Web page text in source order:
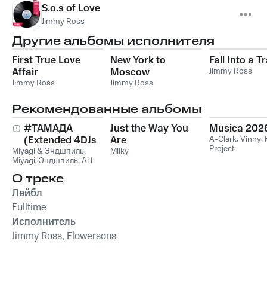
S.o.s of Love
Jimmy Ross
Другие альбомы исполнителя
First True Love
Affair
Jimmy Ross
New York to
Moscow
Jimmy Ross
Fall Into a
Jimmy Ross
Рекомендованные альбомы
#ТАМАДА
(Extended 4DJs
Pack)
Miyagi & Эндшпиль,
Miyagi,Эндшпиль,Al I
Just the Way You
Are
Milky
Musica
A-Clark,Vinny,
Project
О треке
Лейбл
Fulltime
Исполнитель
Jimmy Ross, Flowersons